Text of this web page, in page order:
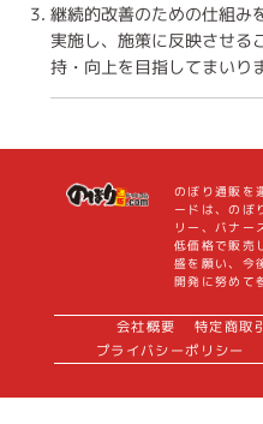
継続的改善のための仕組み
実施し、施策に反映させる
持・向上を目指してまいり
のぼり通販を
ードは、のぼ
リー、バナー
低価格で販売
盛を願い、今
開発に努めて
会社概要 特定商取
プライバシーポリシー